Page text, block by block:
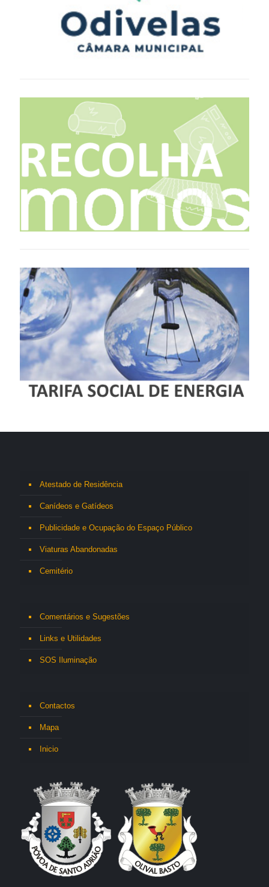
Atestado de Residência
Canídeos e Gatídeos
Publicidade e Ocupação do Espaço Público
Viaturas Abandonadas
Cemitério
Comentários e Sugestões
Links e Utilidades
SOS Iluminação
Contactos
Mapa
Inicio